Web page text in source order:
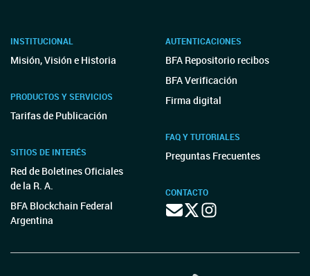
INSTITUCIONAL
Misión, Visión e Historia
PRODUCTOS Y SERVICIOS
Tarifas de Publicación
SITIOS DE INTERÉS
Red de Boletines Oficiales
de la R. A.
BFA Blockchain Federal
Argentina
AUTENTICACIONES
BFA Repositorio recibos
BFA Verificación
Firma digital
FAQ Y TUTORIALES
Preguntas Frecuentes
CONTACTO